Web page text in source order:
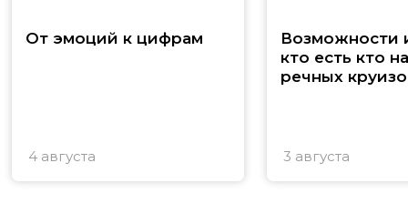
От эмоций к цифрам
4 августа
Возможности
кто есть кто
речных
3 августа